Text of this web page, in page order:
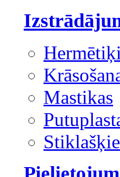
Mastikas